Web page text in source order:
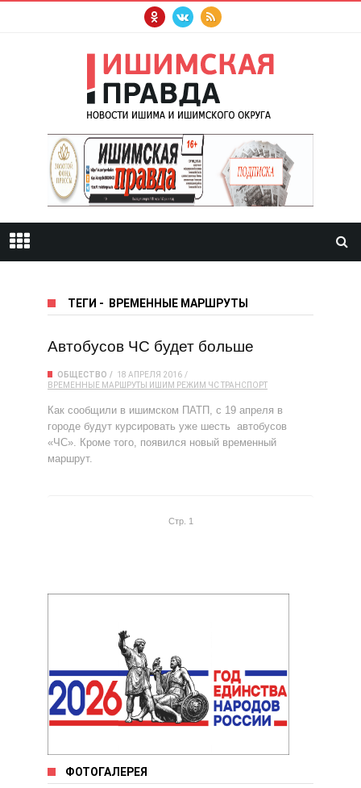
ТЕГИ - ВРЕМЕННЫЕ МАРШРУТЫ
Автобусов ЧС будет больше
ОБЩЕСТВО
18 АПРЕЛЯ 2016
ВРЕМЕННЫЕ МАРШРУТЫ
ИШИМ РЕЖИМ ЧС ТРАНСПОРТ
Как сообщили в ишимском ПАТП, с 19 апреля в
городе будут курсировать уже шесть автобусов
«ЧС». Кроме того, появился новый временный
маршрут.
Стр. 1
ФОТОГАЛЕРЕЯ